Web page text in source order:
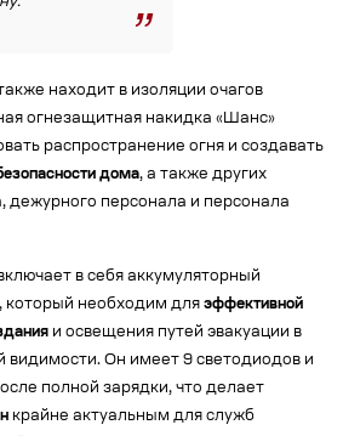
находит в изоляции очагов
огнезащитная накидка «Шанс»
распространение огня и создавать
дома, а также других
персонала и персонала
в себя аккумуляторный
который необходим для эффективной
и освещения путей эвакуации в
видимости. Он имеет 9 светодиодов и
полной зарядки, что делает
крайне актуальным для служб